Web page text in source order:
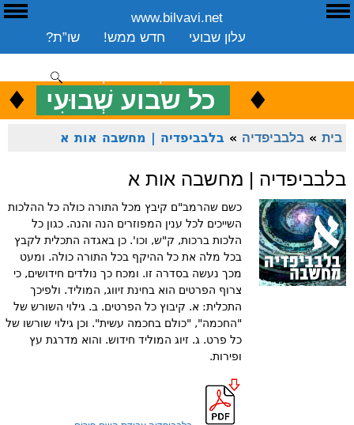
www.bilvavi.net
שו”ת?
חדש ממש!
עלון שבועי
שיעורים שבועי
ספרים
ארכיון
סקירה כללית
ENGLISH ♦ כל שבוע שְׁבוּעִי ♦
בית » בלבביפדיה » בלבביפדיה | מחשבה אות א
בלבביפדיה | מחשבה אות א
כשם שהרמב"ם קיבץ מכל התורה כולה כל ההלכות
השייכים לכל ענין המפוזרים הנה והנה. כגון כל
הלכות ברכות, ק"ש, וכו'. כן באגדה התכלית לקבץ
בכל מלה את כל ההיקף בכל התורה כולה. ומעט
מכך נעשה בסדרה זו. ומכח כך נולדים חידושים, כי
צרוף הפרטים הוא בחינת זיווג, המוליד. ולפיכך
התכלית: א. קיבוץ כל הפרטים. ב. גילוי השורש של
"החכמה", "כולם בחכמה עשית". וכן גילוי שורשו של
כל פרט. ג. זיוג המוליד חידוש. והוא מדרגת עץ
ופירות.